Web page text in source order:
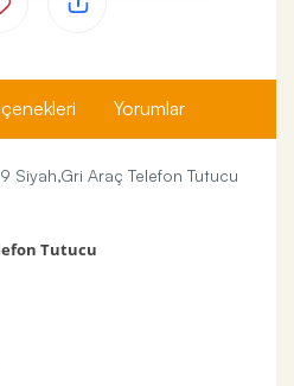
Yorumlar
Siyah,Gri Araç Telefon Tutucu
Tutucu